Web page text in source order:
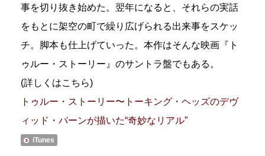
事を切り抜き始めた。翌年になると、それらの実話
をもとに架空の町で繰り広げられる出来事をスケッ
チ。脚本も仕上げていった。本作はそんな映画『ト
ゥルー・ストーリー』のサントラ盤でもある。
(詳しくはこちら)
トゥルー・ストーリー〜トーキング・ヘッズのデヴ
ィッド・バーンが描いた“奇妙なリアル”
iTunes